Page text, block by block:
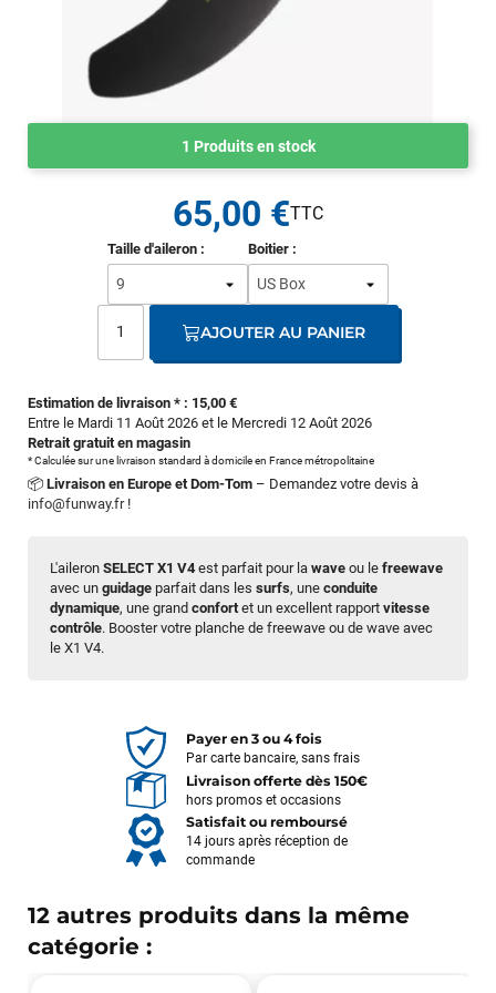
L'aileron SELECT X1 V4est parfait pour la wave ou le freewave
avec un guidage parfait dans les surfs, une conduite
dynamique, une grand confort et un excellent rapport vitesse
contrôle. Booster votre planche de freewave ou de wave avec
le X1 V4.
1 Produits en stock
Estimation de livraison * : 15,00 €
Entre le Mardi 11 Août 2026 et le Mercredi 12 Août 2026
Retrait gratuit en magasin
* Calculée sur une livraison standard à domicile en France métropolitaine
📦 Livraison en Europe et Dom-Tom – Demandez votre devis à
info@funway.fr!
Taille d'aileron : Boitier :
65,00 €
AJOUTER AU PANIER
Payer en 3 ou 4 fois
Par carte bancaire, sans frais
Livraison offerte dès 150€
hors promos et occasions
Satisfait ou remboursé
14 jours après réception de
commande
12 autres produits dans la même
catégorie :